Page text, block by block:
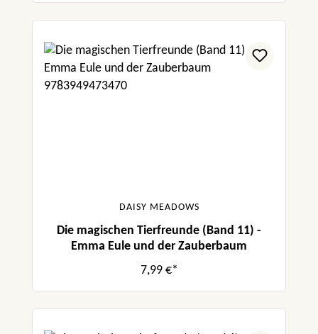
DAISY MEADOWS
Die magischen Tierfreunde (Band 11) -
Emma Eule und der Zauberbaum
7,99 €*